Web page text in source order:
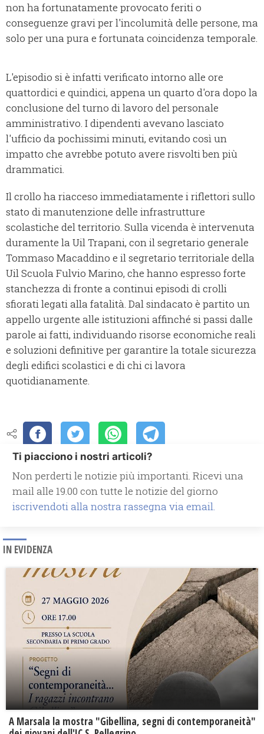
non ha fortunatamente provocato feriti o
conseguenze gravi per l'incolumità delle persone, ma
solo per una pura e fortunata coincidenza temporale.
L'episodio si è infatti verificato intorno alle ore
quattordici e quindici, appena un quarto d'ora dopo la
conclusione del turno di lavoro del personale
amministrativo. I dipendenti avevano lasciato
l'ufficio da pochissimi minuti, evitando così un
impatto che avrebbe potuto avere risvolti ben più
drammatici.
Il crollo ha riacceso immediatamente i riflettori sullo
stato di manutenzione delle infrastrutture
scolastiche del territorio. Sulla vicenda è intervenuta
duramente la Uil Trapani, con il segretario generale
Tommaso Macaddino e il segretario territoriale della
Uil Scuola Fulvio Marino, che hanno espresso forte
stanchezza di fronte a continui episodi di crolli
sfiorati legati alla fatalità. Dal sindacato è partito un
appello urgente alle istituzioni affinché si passi dalle
parole ai fatti, individuando risorse economiche reali
e soluzioni definitive per garantire la totale sicurezza
degli edifici scolastici e di chi ci lavora
quotidianamente.
Ti piacciono i nostri articoli?
Non perderti le notizie più importanti. Ricevi una
mail alle 19.00 con tutte le notizie del giorno
iscrivendoti alla nostra rassegna via email.
IN EVIDENZA
A Marsala la mostra "Gibellina, segni di contemporaneità"